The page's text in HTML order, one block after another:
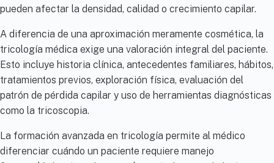
pueden afectar la densidad, calidad o crecimiento capilar.
A diferencia de una aproximación meramente cosmética, la
tricología médica exige una valoración integral del paciente.
Esto incluye historia clínica, antecedentes familiares, hábitos,
tratamientos previos, exploración física, evaluación del
patrón de pérdida capilar y uso de herramientas diagnósticas
como la tricoscopia.
La formación avanzada en tricología permite al médico
diferenciar cuándo un paciente requiere manejo